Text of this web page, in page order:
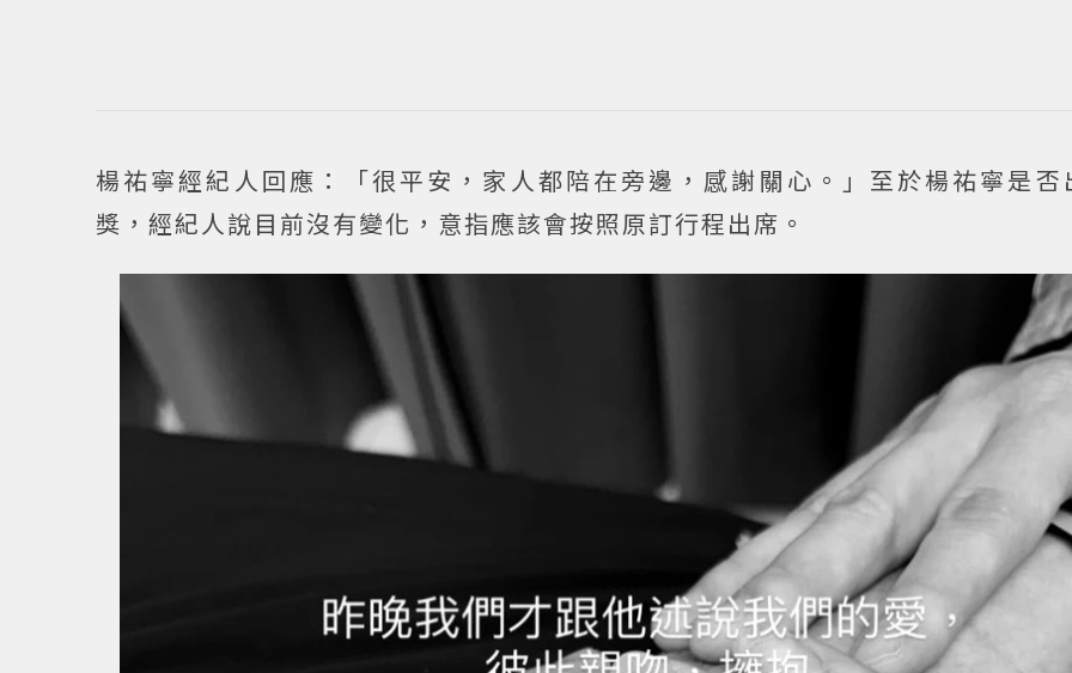
楊祐寧經紀人回應：「很平安，家人都陪在旁邊，感謝關心。」至於楊祐寧是否
獎，經紀人說目前沒有變化，意指應該會按照原訂行程出席。